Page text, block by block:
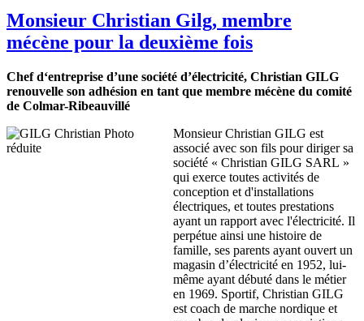
Monsieur Christian Gilg, membre
mécène pour la deuxième fois
Chef d‘entreprise d’une société d’électricité, Christian GILG
renouvelle son adhésion en tant que membre mécène du comité
de Colmar-Ribeauvillé
Monsieur Christian GILG est
associé avec son fils pour diriger sa
société « Christian GILG SARL »
qui exerce toutes activités de
conception et d'installations
électriques, et toutes prestations
ayant un rapport avec l'électricité. Il
perpétue ainsi une histoire de
famille, ses parents ayant ouvert un
magasin d’électricité en 1952, lui-
même ayant débuté dans le métier
en 1969. Sportif, Christian GILG
est coach de marche nordique et